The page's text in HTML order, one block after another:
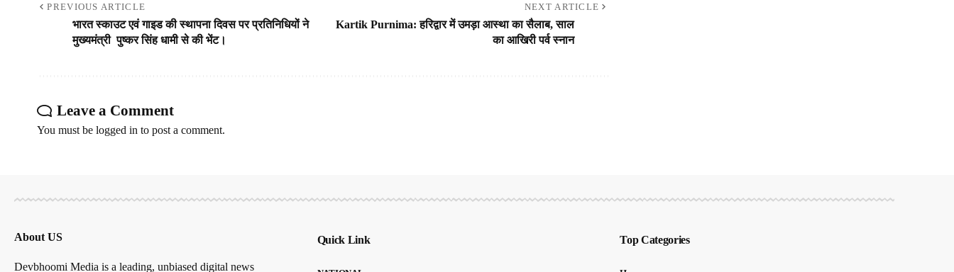
PREVIOUS ARTICLE
भारत स्काउट एवं गाइड की स्थापना दिवस पर प्रतिनिधियों ने
मुख्यमंत्री पुष्कर सिंह धामी से की भेंट।
NEXT ARTICLE
Kartik Purnima: हरिद्वार में उमड़ा आस्था का सैलाब, साल
का आखिरी पर्व स्नान
Leave a Comment
You must be logged in to post a comment.
About US
Devbhoomi Media is a leading, unbiased digital news
Quick Link Top Categories